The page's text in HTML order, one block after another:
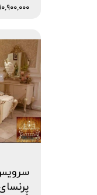
۱۰,۹۰۰,۰۰۰ تومان